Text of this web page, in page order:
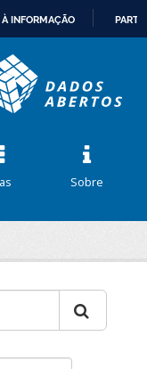
INFORMAÇÃO
Sobre